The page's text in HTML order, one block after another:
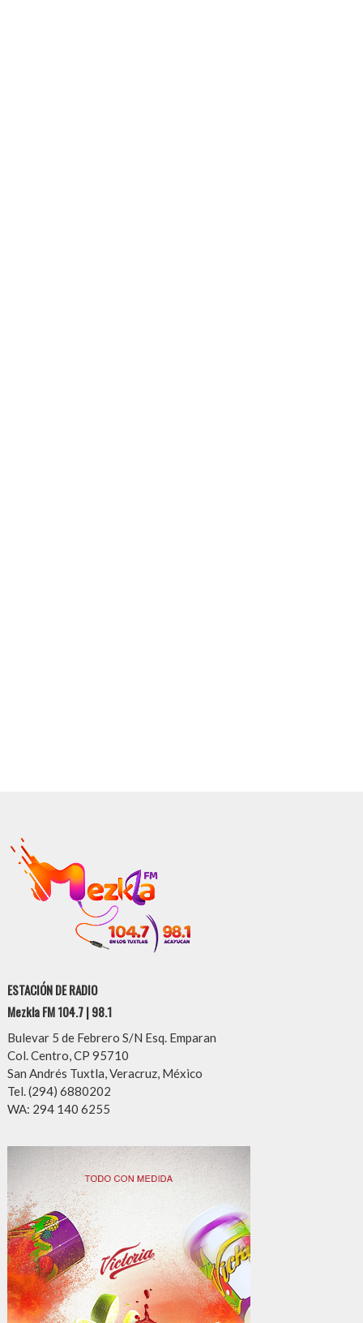
ESTACIÓN DE RADIO
Mezkla FM 104.7 | 98.1
Bulevar 5 de Febrero S/N Esq. Emparan
Col. Centro, CP 95710
San Andrés Tuxtla, Veracruz, México
Tel. (294) 6880202
WA: 294 140 6255